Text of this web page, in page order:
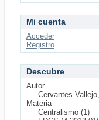
Mi cuenta
Acceder
Registro
Descubre
Autor
Cervantes
Materia
Centralismo (1)